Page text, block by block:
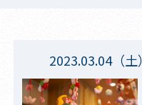
2023.03.04（土）